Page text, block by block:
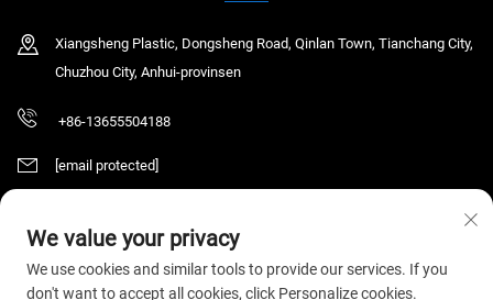
Xiangsheng Plastic, Dongsheng Road, Qinlan Town, Tianchang City,
Chuzhou City, Anhui-provinsen
+86-13655504188
[email protected]
Copyright © 2025 Tianchang Chaochen Electronic Technology Co., LTD. Alle
rettigheter reservert. Personvernerklæring
We value your privacy
We use cookies and similar tools to provide our services. If you
don't want to accept all cookies, click Personalize cookies.